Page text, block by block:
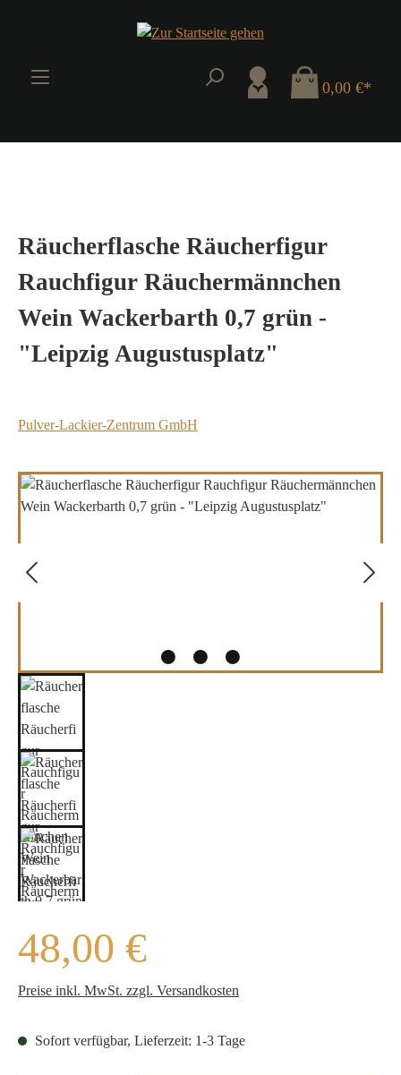
Zum Hauptinhalt springen
0,00 €*
Räucherflasche Räucherfigur
Rauchfigur Räuchermännchen
Wein Wackerbarth 0,7 grün -
"Leipzig Augustusplatz"
Pulver-Lackier-Zentrum GmbH
Bildergalerie überspringen
48,00 €
Preise inkl. MwSt. zzgl. Versandkosten
Sofort verfügbar, Lieferzeit: 1-3 Tage